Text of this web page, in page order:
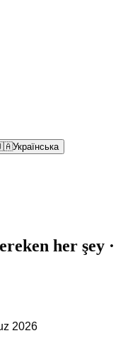
Українська
her şey ·
2026